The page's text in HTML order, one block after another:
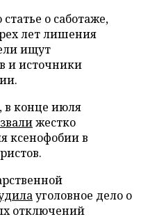
о саботаже,
лет лишения
ищут
и источники
в конце июля
жестко
ксенофобии в
уголовное дело о
отключений